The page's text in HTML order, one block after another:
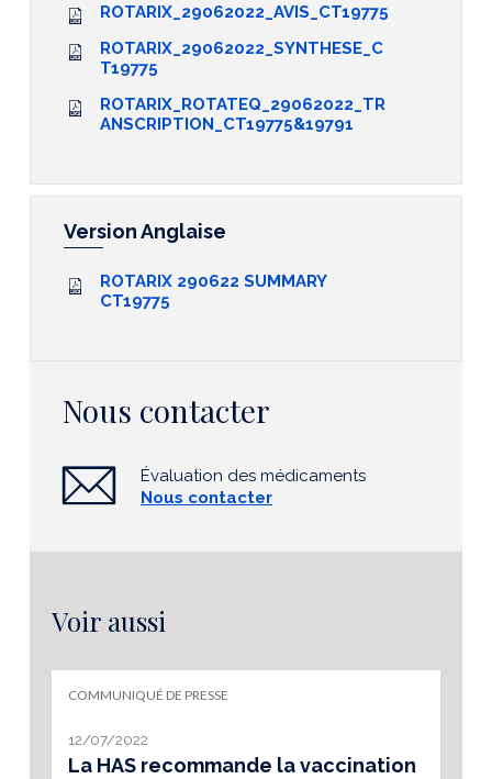
ROTARIX_29062022_AVIS_CT19775
ROTARIX_29062022_SYNTHESE_C
T19775
ROTARIX_ROTATEQ_29062022_TR
ANSCRIPTION_CT19775&19791
Version Anglaise
ROTARIX 290622 SUMMARY
CT19775
Nous contacter
Évaluation des médicaments
Nous contacter
Voir aussi
COMMUNIQUÉ DE PRESSE
12/07/2022
La HAS recommande la vaccination